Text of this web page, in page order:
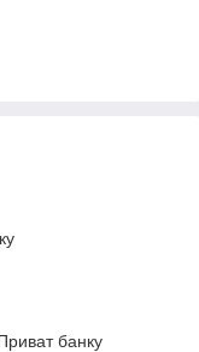
банку